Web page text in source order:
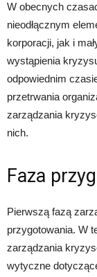
W obecnych
nieodłącznym
korporacji, jak i
wystąpienia
odpowiednim
przetrwania
zarządzania
nich.
Faza
Pierwszą fazą
przygotowania. W
zarządzania
wytyczne